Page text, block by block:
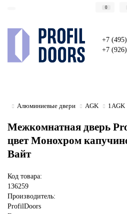
0
+7
+7
Алюминиевые двери AGK 1AGK
Межкомнатная дверь
цвет Монохром
Вайт
Код товара:
136259
Производитель:
ProfilDoors